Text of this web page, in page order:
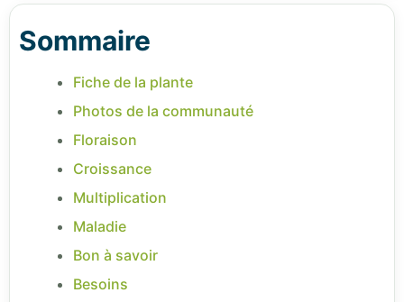
Sommaire
Fiche de la plante
Photos de la communauté
Floraison
Croissance
Multiplication
Maladie
Bon à savoir
Besoins